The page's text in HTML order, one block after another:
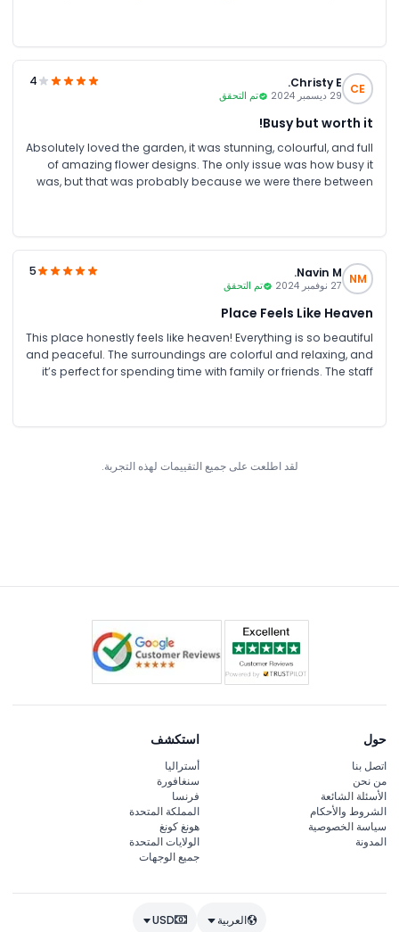
everyone!
CE
Christy E.
29 ديسمبر 2024 تم التحقق
4
Busy but worth it!
Absolutely loved the garden, it was stunning, colourful, and full
of amazing flower designs. The only issue was how busy it
was, but that was probably because we were there between
NM
Navin M.
27 نوفمبر 2024 تم التحقق
5
Place Feels Like Heaven
This place honestly feels like heaven! Everything is so beautiful
and peaceful. The surroundings are colorful and relaxing, and
it’s perfect for spending time with family or friends. The staff
لقد اطلعت على جميع التقييمات لهذه التجربة.
حول
اتصل بنا
من نحن
الأسئلة الشائعة
الشروط والأحكام
سياسة الخصوصية
المدونة
استكشف
أستراليا
سنغافورة
فرنسا
المملكة المتحدة
هونغ كونغ
الولايات المتحدة
جميع الوجهات
العربية USD